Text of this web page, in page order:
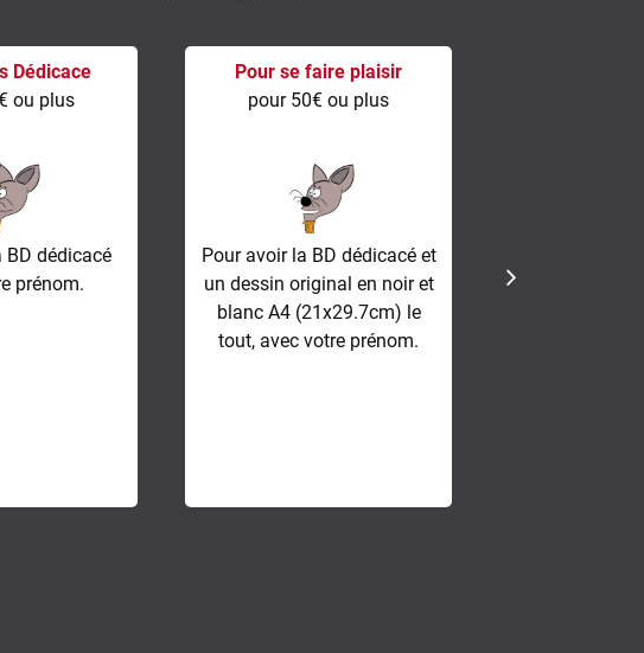
Dédicace
ou plus
BD dédicacé
prénom.
Pour se faire plaisir
pour 50€ ou plus
Pour avoir la BD dédicacé et
un dessin original en noir et
blanc A4 (21x29.7cm) le
tout, avec votre prénom.